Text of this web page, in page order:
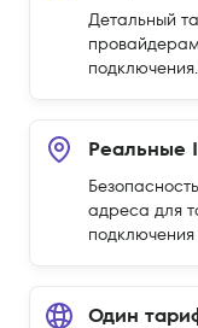
Детальный
подключения.
Реальные
адреса для
Один